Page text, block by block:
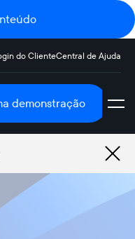
do ClienteCentral de Ajuda
demonstração